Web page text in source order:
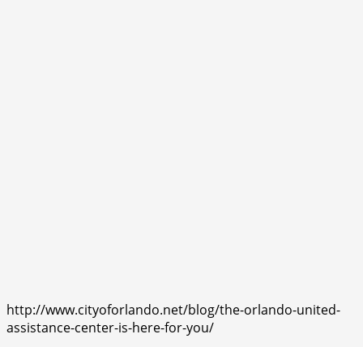
http://www.cityoforlando.net/blog/the-orlando-united-
assistance-center-is-here-for-you/